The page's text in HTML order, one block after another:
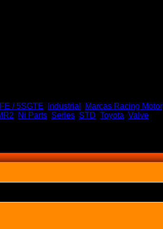
/ 5SGTE Industrial Marcas Racing Motor,
Ni Parts Series STD Toyota Valve